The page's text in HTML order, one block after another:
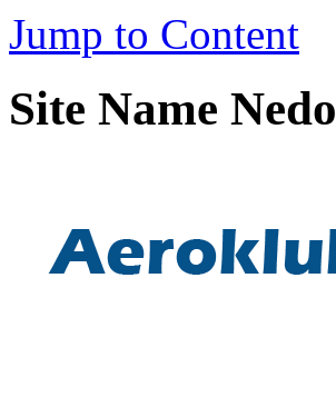
Jump to Content
Site Name Nedo